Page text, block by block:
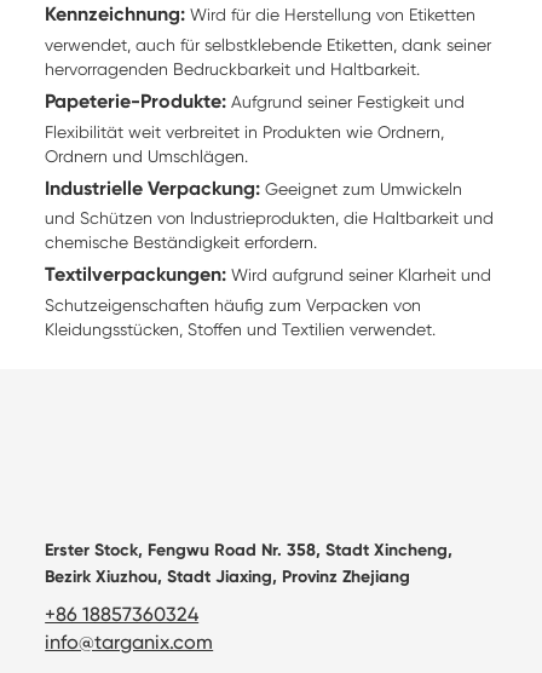
Kennzeichnung:Wird für die Herstellung von Etiketten
verwendet, auch für selbstklebende Etiketten, dank seiner
hervorragenden Bedruckbarkeit und Haltbarkeit.
Papeterie-Produkte: Aufgrund seiner Festigkeit und
Flexibilität weit verbreitet in Produkten wie Ordnern,
Ordnern und Umschlägen.
Industrielle Verpackung: Geeignet zum Umwickeln
und Schützen von Industrieprodukten, die Haltbarkeit und
chemische Beständigkeit erfordern.
Textilverpackungen: Wird aufgrund seiner Klarheit und
Schutzeigenschaften häufig zum Verpacken von
Kleidungsstücken, Stoffen und Textilien verwendet.
Erster Stock, Fengwu Road Nr. 358, Stadt Xincheng,
Bezirk Xiuzhou, Stadt Jiaxing, Provinz Zhejiang
+86 18857360324
info@targanix.com